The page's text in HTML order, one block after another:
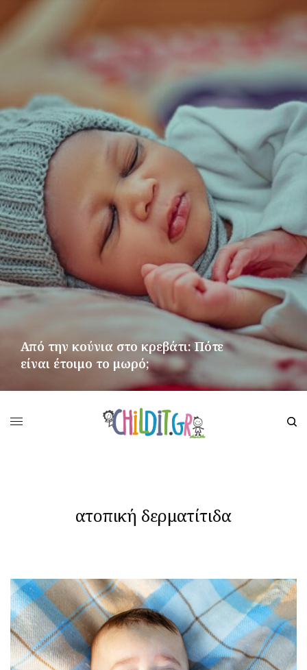
Από την κούνια στο κρεβάτι: Πότε
είναι έτοιμο το μωρό;
ατοπική δερματίτιδα